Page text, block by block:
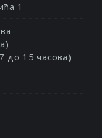
1
до 15 часова)